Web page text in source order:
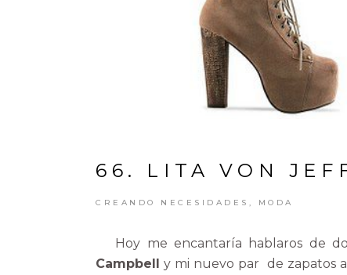
66. LITA VON
CREANDO NECESIDADES , MODA
Hoy me encantaría hablaros de
Campbell y mi nuevo par de zapatos